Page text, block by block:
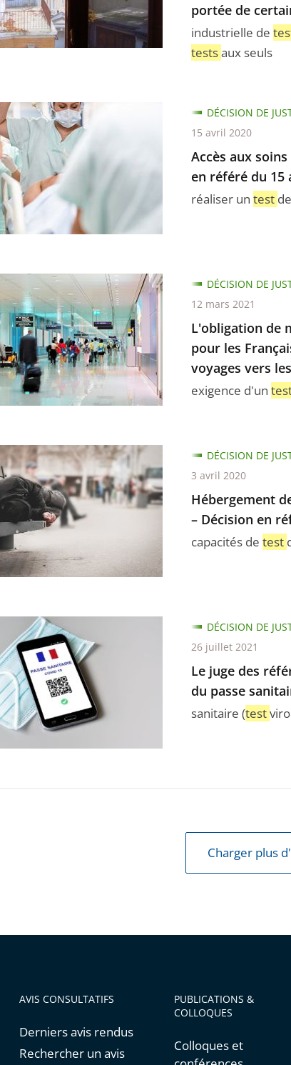
portée de
industrielle de
testsaux seuls
Accès aux
en référé du 15
réaliser un test
DÉCISION DE
15 avril 2020
L'obligation de
pour les
voyages vers
exigence d'un
DÉCISION DE
12 mars 2021
Hébergement
– Décision en
capacités de test
DÉCISION DE
3 avril 2020
Le juge des
du passe
sanitaire (test
DÉCISION DE
26 juillet 2021
Charger plus
AVIS CONSULTATIFS
Derniers avis rendus
Rechercher un avis
PUBLICATIONS &
COLLOQUES
Colloques et